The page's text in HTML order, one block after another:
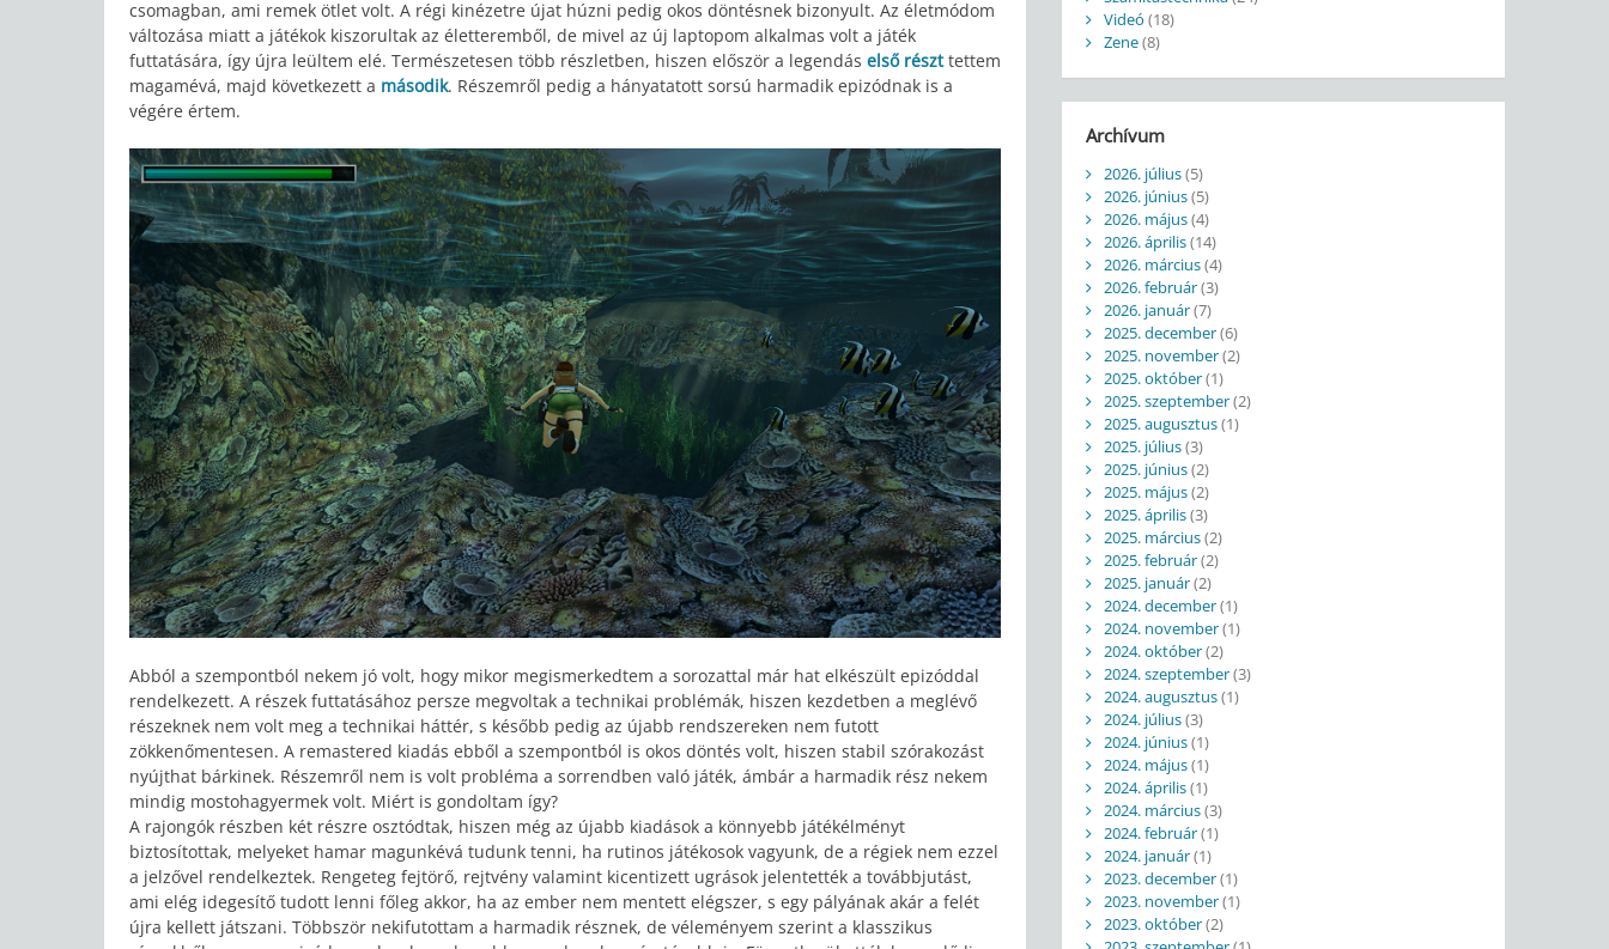
csomagban, ami remek ötlet volt. A régi kinézetre újat húzni pedig okos döntésnek bizonyult. Az életmódom
változása miatt a játékok kiszorultak az életteremből, de mivel az új laptopom alkalmas volt a játék
futtatására, így újra leültem elé. Természetesen több részletben, hiszen először a legendás első részttettem
magamévá, majd következett a második. Részemről pedig a hányatatott sorsú harmadik epizódnak is a
végére értem.
Abból a szempontból nekem jó volt, hogy mikor megismerkedtem a sorozattal már hat elkészült epizóddal
rendelkezett. A részek futtatásához persze megvoltak a technikai problémák, hiszen kezdetben a meglévő
részeknek nem volt meg a technikai háttér, s később pedig az újabb rendszereken nem futott
zökkenőmentesen. A remastered kiadás ebből a szempontból is okos döntés volt, hiszen stabil szórakozást
nyújthat bárkinek. Részemről nem is volt probléma a sorrendben való játék, ámbár a harmadik rész nekem
mindig mostohagyermek volt. Miért is gondoltam így?
A rajongók részben két részre osztódtak, hiszen még az újabb kiadások a könnyebb játékélményt
biztosítottak, melyeket hamar magunkévá tudunk tenni, ha rutinos játékosok vagyunk, de a régiek nem ezzel
a jelzővel rendelkeztek. Rengeteg fejtörő, rejtvény valamint kicentizett ugrások jelentették a továbbjutást,
ami elég idegesítő tudott lenni főleg akkor, ha az ember nem mentett elégszer, s egy pályának akár a felét
újra kellett játszani. Többször nekifutottam a harmadik résznek, de véleményem szerint a klasszikus
Videó (18)
Zene(8)
Archívum
2026. július(5)
2026. június(5)
2026. május(4)
2026. április(14)
2026. március(4)
2026. február(3)
2026. január(7)
2025. december(6)
2025. november(2)
2025. október(1)
2025. szeptember(2)
2025. augusztus(1)
2025. július(3)
2025. június(2)
2025. május(2)
2025. április(3)
2025. március(2)
2025. február(2)
2025. január(2)
2024. december(1)
2024. november(1)
2024. október(2)
2024. szeptember(3)
2024. augusztus(1)
2024. július(3)
2024. június(1)
2024. május(1)
2024. április(1)
2024. március(3)
2024. február(1)
2024. január(1)
2023. december(1)
2023. november(1)
2023. október(2)